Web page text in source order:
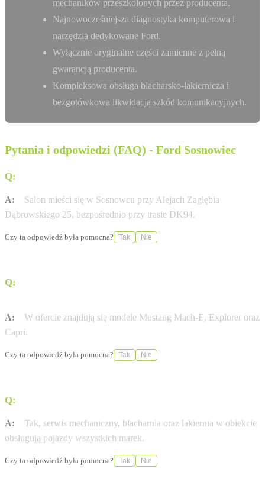
mechaników przeszkolonych przez producenta.
Najnowocześniejsza diagnostyka komputerowa i
narzędzia dedykowane Ford.
Wyłącznie oryginalne części zamienne z pełną
gwarancją producenta.
Kompleksowa obsługa blacharsko-lakiernicza i
bezgotówkowa likwidacja szkód komunikacyjnych.
Pytania i odpowiedzi (FAQ) - Ford Sosnowiec
Q:
A:
Salon mieści się w Sosnowcu przy Alejach Zagłębia
Dąbrowskiego 25, bezpośrednio przy trasie DK94.
Czy ta odpowiedź była pomocna? Tak Nie
Q:
A:
W ofercie znajdują się modele Mustang Mach-E, Explorer oraz
Capri.
Czy ta odpowiedź była pomocna? Tak Nie
Q:
A:
Tak, serwis mechaniczny, blacharnia oraz lakiernia w obiekcie
obsługują pojazdy wszystkich marek.
Czy ta odpowiedź była pomocna? Tak Nie